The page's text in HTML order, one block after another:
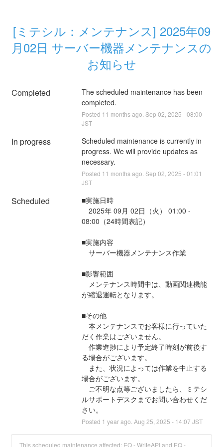
[ミテシル：メンテナンス] 2025年09
月02日 サーバー機器メンテナンスの
お知らせ
Completed
The scheduled maintenance has been
completed.
Posted 11 months ago. Sep 02 2025 -08:00
JST
In progress
Scheduled maintenance is currently in
progress. We will provide updates as
necessary.
Posted 11 months ago. Sep 02 2025 -01:01
JST
Scheduled
■実施日時
2025年 09月 02日（火） 01:00 -
08:00（24時間表記）
■実施内容
サーバー機器メンテナンス作業
■影響範囲
メンテナンス時間中は、動画関連機能
が縮退運転となります。
■その他
本メンテナンスでお客様に行っていた
だく作業はございません。
作業進捗により予定終了時刻が前後す
る場合がございます。
また、状況によっては作業を中止する
場合がございます。
ご不明な点等ございましたら、ミテシ
ルサポートデスクまでお問い合わせくだ
さい。
Posted 1 year ago. Aug 25 2025 - 14:07 JST
This scheduled maintenance affected: EQ - WriteAPI and EQ -